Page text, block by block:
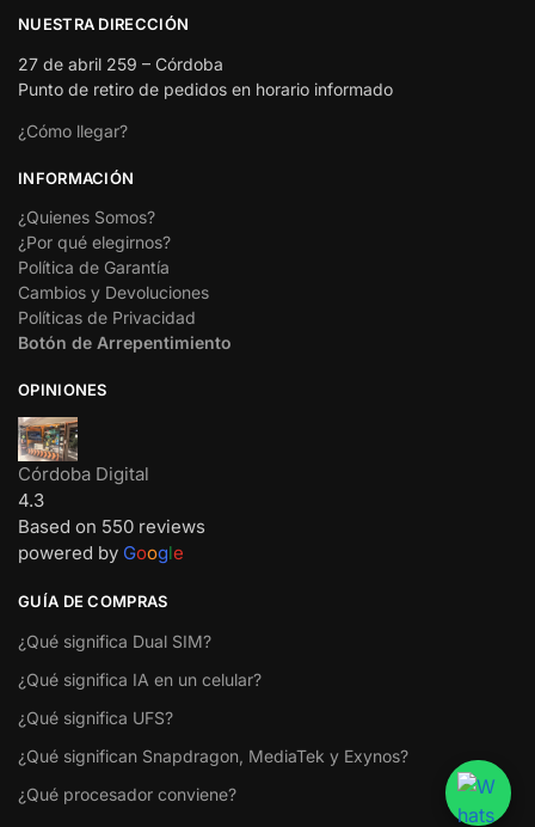
NUESTRA DIRECCIÓN
27 de abril 259 – Córdoba
Punto de retiro de pedidos en horario informado
¿Cómo llegar?
INFORMACIÓN
¿Quienes Somos?
¿Por qué elegirnos?
Política de Garantía
Cambios y Devoluciones
Políticas de Privacidad
Botón de Arrepentimiento
OPINIONES
Córdoba Digital
4.3
Based on 550 reviews
powered by Google
GUÍA DE COMPRAS
¿Qué significa Dual SIM?
¿Qué significa IA en un celular?
¿Qué significa UFS?
¿Qué significan Snapdragon, MediaTek y Exynos?
¿Qué procesador conviene?